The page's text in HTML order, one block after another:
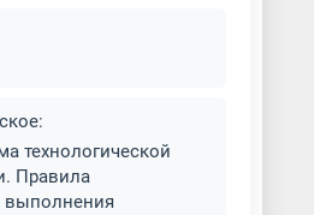
модели
технологической
Правила
выполнения